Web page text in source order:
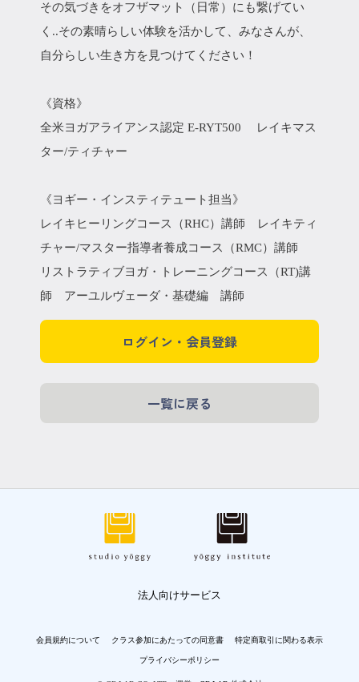
その気づきをオフザマット（日常）にも繋げてい
く..その素晴らしい体験を活かして、みなさんが、
自分らしい生き方を見つけてください！
《資格》
全米ヨガアライアンス認定 E-RYT500 レイキマス
ター/ティチャー
《ヨギー・インスティテュート担当》
レイキヒーリングコース（RHC）講師 レイキティ
チャー/マスター指導者養成コース（RMC）講師
リストラティブヨガ・トレーニングコース（RT)講
師 アーユルヴェーダ・基礎編 講師
ログイン・会員登録
一覧に戻る
法人向けサービス
会員規約について クラス参加にあたっての同意書 特定商取引に関わる表示
プライバシーポリシー